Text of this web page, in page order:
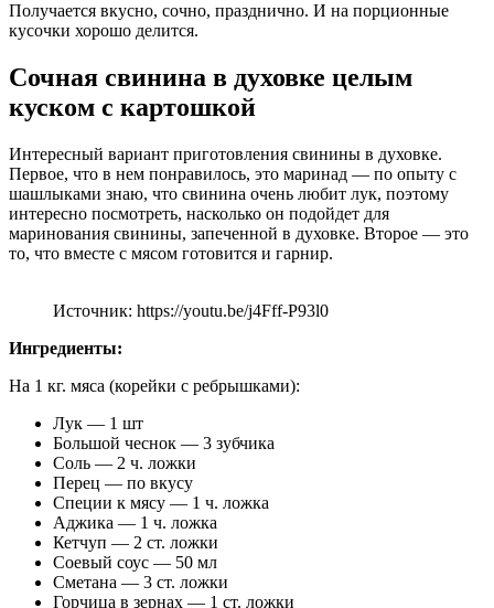
Получается вкусно, сочно, празднично. И на порционные
кусочки хорошо делится.
Сочная свинина в духовке целым
куском с картошкой
Интересный вариант приготовления свинины в духовке.
Первое, что в нем понравилось, это маринад — по опыту с
шашлыками знаю, что свинина очень любит лук, поэтому
интересно посмотреть, насколько он подойдет для
маринования свинины, запеченной в духовке. Второе — это
то, что вместе с мясом готовится и гарнир.
Источник: https://youtu.be/j4Fff-P93l0
Ингредиенты:
На 1 кг. мяса (корейки с ребрышками):
Лук — 1 шт
Большой чеснок — 3 зубчика
Соль — 2 ч. ложки
Перец — по вкусу
Специи к мясу — 1 ч. ложка
Аджика — 1 ч. ложка
Кетчуп — 2 ст. ложки
Соевый соус — 50 мл
Сметана — 3 ст. ложки
Горчица в зернах — 1 ст. ложки